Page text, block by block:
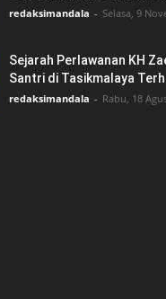
redaksimandala - Selasa, 9
Sejarah Perlawanan KH
Santri di Tasikmalaya
redaksimandala - Rabu, 18